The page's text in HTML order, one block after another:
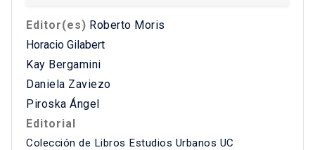
Editor(es) Roberto Moris
Horacio Gilabert
Kay Bergamini
Daniela Zaviezo
Piroska Ángel
Editorial
Colección de Libros Estudios Urbanos UC